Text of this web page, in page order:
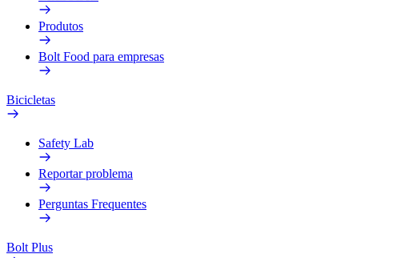
Produtos
Bolt Food para empresas
Bicicletas
Safety Lab
Reportar problema
Perguntas Frequentes
Bolt Plus